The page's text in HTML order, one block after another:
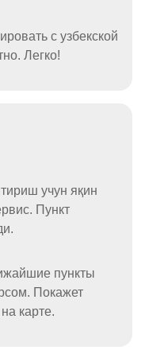
с узбекской
Легко!
учун яқин
Пункт
пункты
Покажет
карте.